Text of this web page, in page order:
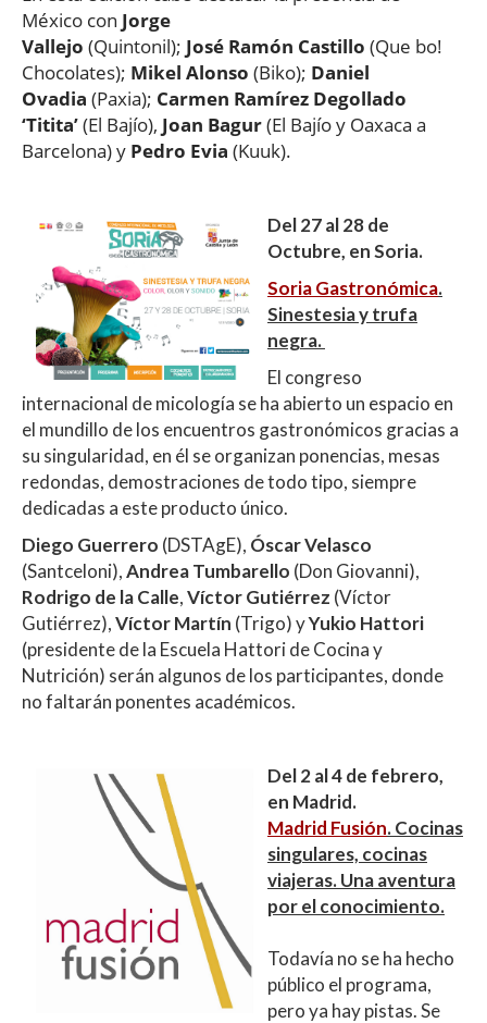
México con Jorge
Vallejo (Quintonil); José Ramón Castillo (Que bo!
Chocolates); Mikel Alonso (Biko); Daniel
Ovadia (Paxia); Carmen Ramírez Degollado
‘Titita’(El Bajío), Joan Bagur(El Bajío y Oaxaca a
Barcelona) y Pedro Evia (Kuuk).
Del 27 al 28 de
Octubre, en Soria.
Soria Gastronómica.
Sinestesia y trufa
negra.
El congreso
internacional de micología se ha abierto un espacio en
el mundillo de los encuentros gastronómicos gracias a
su singularidad, en él se organizan ponencias, mesas
redondas, demostraciones de todo tipo, siempre
dedicadas a este producto único.
Diego Guerrero (DSTAgE), Óscar Velasco
(Santceloni),Andrea Tumbarello (Don Giovanni),
Rodrigo de la Calle,Víctor Gutiérrez (Víctor
Gutiérrez),Víctor Martín (Trigo) yYukio Hattori
(presidente de la Escuela Hattori de Cocina y
Nutrición) serán algunos de los participantes, donde
no faltarán ponentes académicos.
Del 2 al 4 de febrero,
en Madrid.
Madrid Fusión. Cocinas
singulares, cocinas
viajeras. Una aventura
por el conocimiento.
Todavía no se ha hecho
público el programa,
pero ya hay pistas. Se